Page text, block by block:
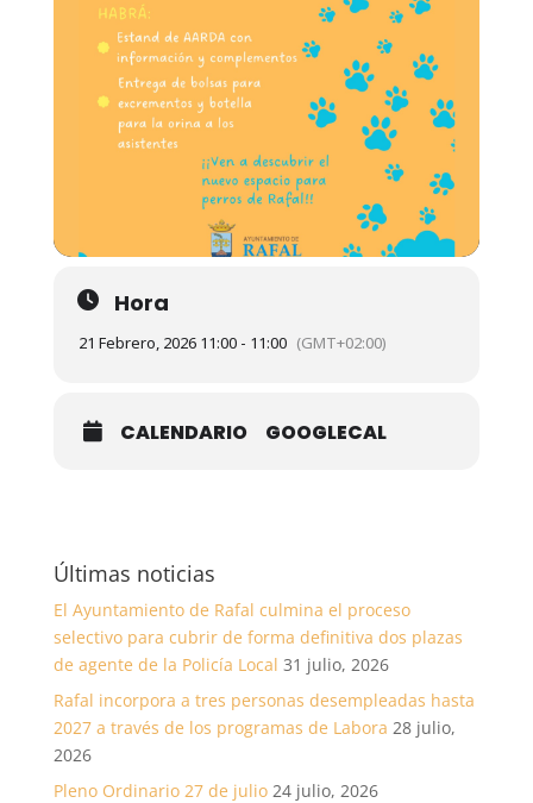
Hora
21 Febrero, 2026 11:00 - 11:00 (GMT+02:00)
CALENDARIO GOOGLECAL
Últimas noticias
El Ayuntamiento de Rafal culmina el proceso
selectivo para cubrir de forma definitiva dos plazas
de agente de la Policía Local 31 julio, 2026
Rafal incorpora a tres personas desempleadas hasta
2027 a través de los programas de Labora 28 julio,
2026
Pleno Ordinario 27 de julio 24 julio, 2026